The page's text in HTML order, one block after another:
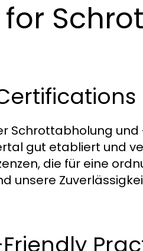
for
Schrottabholung
gut etabliert und
die für eine
unsere